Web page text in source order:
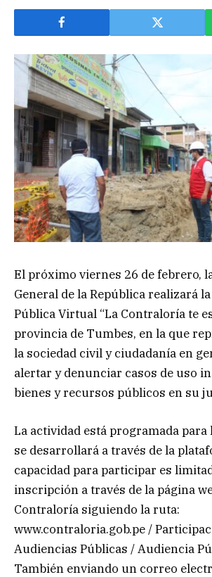
El próximo viernes 26 de febrero,
General de la República realizará
Pública Virtual “La Contraloría te
provincia de Tumbes, en la que
la sociedad civil y ciudadanía en
alertar y denunciar casos de uso
bienes y recursos públicos en su
La actividad está programada para
se desarrollará a través de la
capacidad para participar es
inscripción a través de la página
Contraloría siguiendo la ruta:
www.contraloria.gob.pe /
Audiencias Públicas / Audiencia
También enviando un correo